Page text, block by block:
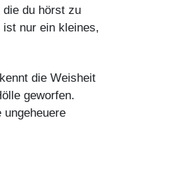
die du hörst zu
nur ein kleines,
die Weisheit
geworfen.